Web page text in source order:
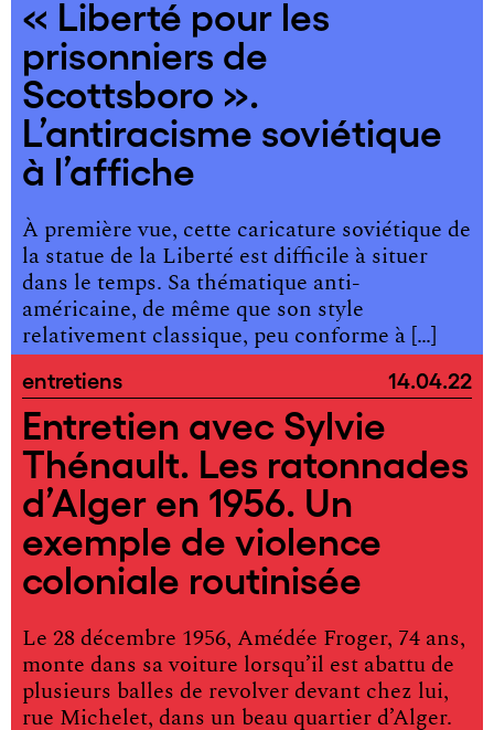
« Liberté pour les
prisonniers de
Scottsboro ».
L’antiracisme soviétique
à l’affiche
À première vue, cette caricature soviétique de
la statue de la Liberté est difficile à situer
dans le temps. Sa thématique anti-
américaine, de même que son style
relativement classique, peu conforme à […]
entretiens 14.04.22
Entretien avec Sylvie
Thénault. Les ratonnades
d’Alger en 1956. Un
exemple de violence
coloniale routinisée
Le 28 décembre 1956, Amédée Froger, 74 ans,
monte dans sa voiture lorsqu’il est abattu de
plusieurs balles de revolver devant chez lui,
rue Michelet, dans un beau quartier d’Alger.